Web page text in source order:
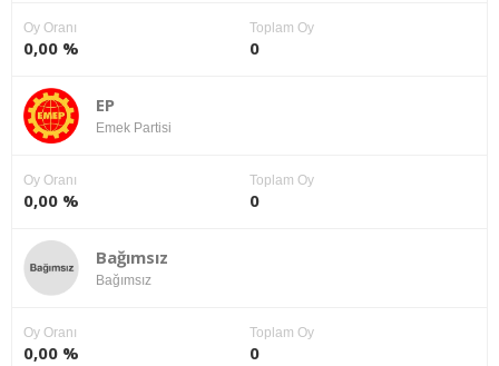
Oy Oranı
0,00 %
Toplam Oy
0
EP
Emek Partisi
Oy Oranı
0,00 %
Toplam Oy
0
Bağımsız
Bağımsız
Oy Oranı
0,00 %
Toplam Oy
0